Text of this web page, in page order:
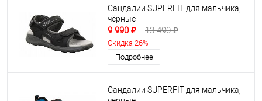
Сандалии SUPERFIT для мальчика,
чёрные
9 990 ₽ 13 490 ₽
Скидка 26%
Подробнее
Сандалии SUPERFIT для мальчика,